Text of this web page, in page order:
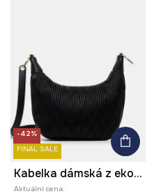
-42%
FINAL SALE
Kabelka dámská z ekokůže
Aktuální cena: